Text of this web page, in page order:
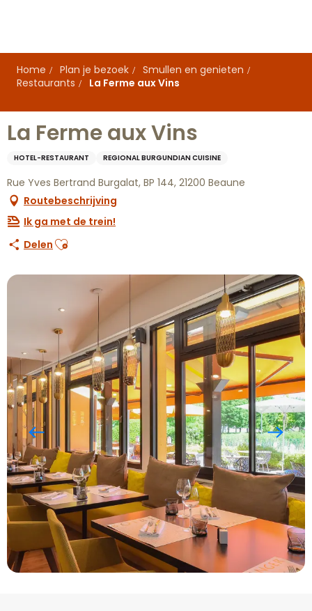
principal
Home
Plan je bezoek
Smullen en genieten
Restaurants
La Ferme aux Vins
La Ferme aux Vins
HOTEL-RESTAURANT REGIONAL BURGUNDIAN CUISINE
Rue Yves Bertrand Burgalat, BP 144, 21200 Beaune
Routebeschrijving
Ik ga met de trein!
Delen Ajouter aux favoris